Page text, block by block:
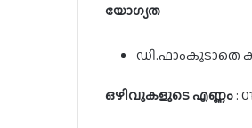
യോഗ്യത
ഡി.ഫാംകൂടാതെ
ഒഴിവുകളുടെ എണ്ണം: